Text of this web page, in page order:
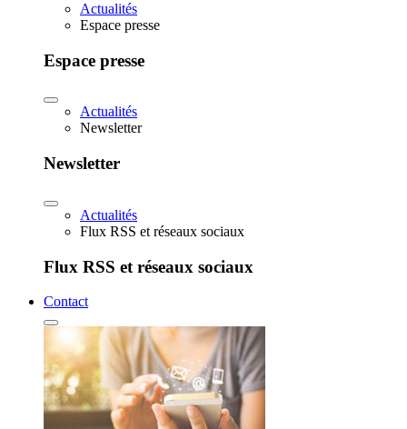
Actualités
Espace presse
Espace presse
Actualités
Newsletter
Newsletter
Actualités
Flux RSS et réseaux sociaux
Flux RSS et réseaux sociaux
Contact